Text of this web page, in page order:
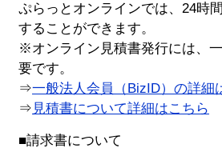
ぷらっとオンラインでは、24時
することができます。
※オンライン見積書発行には、
要です。
⇒一般法人会員（BizID）の詳細
⇒ 見積書について詳細はこちら
■請求書について